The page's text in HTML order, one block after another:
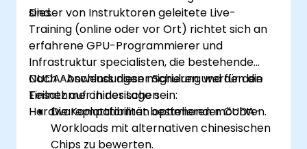
sind.
Dieser von Instruktoren geleitete Live-
Training (online oder vor Ort) richtet sich an
erfahrene GPU-Programmierer und
Infrastruktur specialisten, die bestehende
CUDA-Anwendungen migrieren und für den
Einsatz auf chinesischen
Hardwareplattformen optimieren möchten.
Nach Abschluss dieser Schulung werden die
Teilnehmer in der Lage sein:
Die Kompatibilität bestehender CUDA-
Workloads mit alternativen chinesischen
Chips zu bewerten.